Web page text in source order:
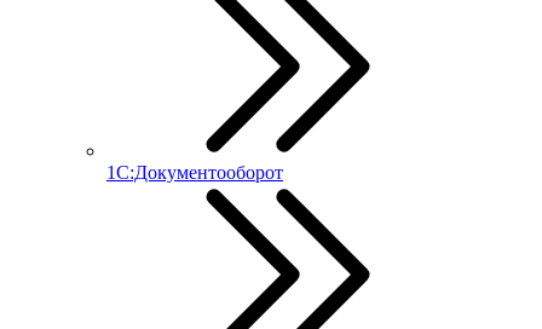
1С:Документооборот